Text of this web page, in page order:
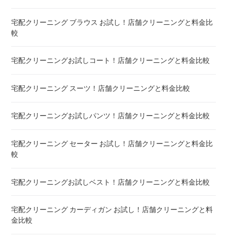
宅配クリーニング 絨毯・カーペット ! 料金 比較
宅配クリーニング シーツ ! 安いランキング
布団クリーニング 敷布団 ! 料金 比較
布団クリーニング ベビーふとん ! 料金 比較
宅配クリーニング ブラウス お試し！店舗クリーニングと料金比
較
宅配クリーニングお試しコート！店舗クリーニングと料金比較
宅配クリーニング スーツ！店舗クリーニングと料金比較
宅配クリーニングお試しパンツ！店舗クリーニングと料金比較
宅配クリーニング セーター お試し！店舗クリーニングと料金比
較
宅配クリーニングお試しベスト！店舗クリーニングと料金比較
宅配クリーニング カーディガン お試し！店舗クリーニングと料
金比較